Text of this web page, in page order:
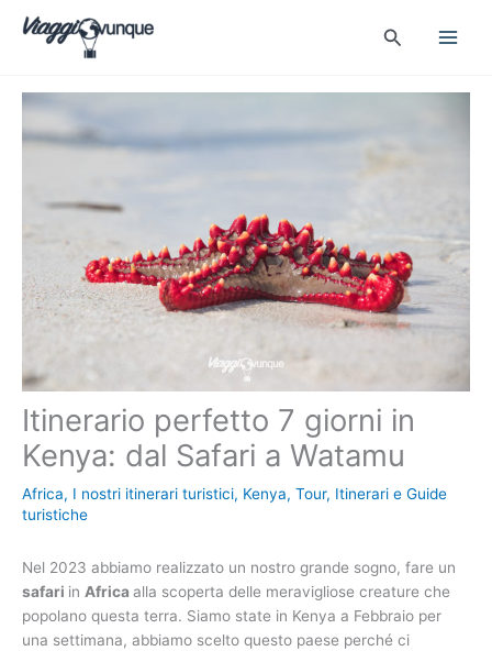
Cerca
Itinerario perfetto 7 giorni in
Kenya: dal Safari a Watamu
Africa, I nostri itinerari turistici, Kenya, Tour, Itinerari e Guide
turistiche
Nel 2023 abbiamo realizzato un nostro grande sogno, fare un
safari in Africa alla scoperta delle meravigliose creature che
popolano questa terra. Siamo state in Kenya a Febbraio per
una settimana, abbiamo scelto questo paese perché ci